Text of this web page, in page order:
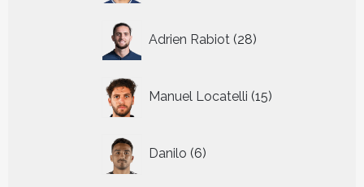
Adrien Rabiot 28
producten
Manuel Locatelli 15
producten
Danilo 6
producten